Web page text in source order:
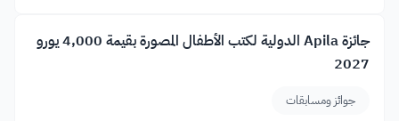
جائزة Apila الدولية لكتب الأطفال المصورة بقيمة 4,000 يورو
2027
جوائز ومسابقات